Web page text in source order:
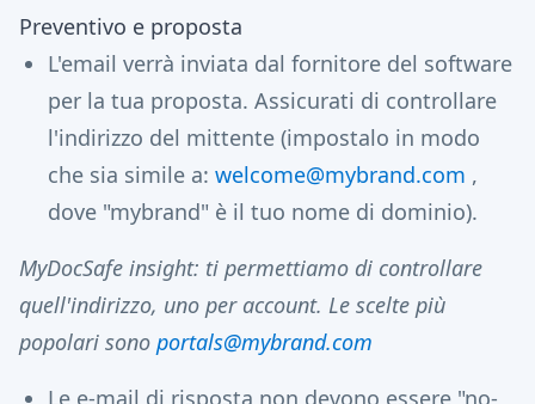
Preventivo e proposta
L'email verrà inviata dal fornitore del software
per la tua proposta. Assicurati di controllare
l'indirizzo del mittente (impostalo in modo
che sia simile a: welcome@mybrand.com ,
dove "mybrand" è il tuo nome di dominio).
MyDocSafe insight: ti permettiamo di controllare
quell'indirizzo, uno per account. Le scelte più
popolari sono portals@mybrand.com
Le e-mail di risposta non devono essere "no-